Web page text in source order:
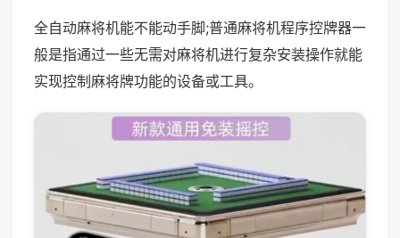
全自动麻将机能不能动手脚;普通麻将机程序控牌器一
般是指通过一些无需对麻将机进行复杂安装操作就能
实现控制麻将牌功能的设备或工具。